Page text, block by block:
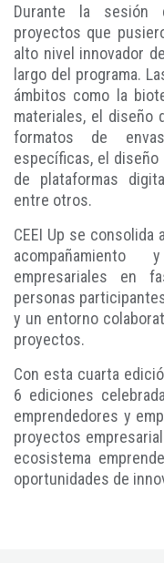
Durante la sesión
proyectos que
alto nivel innovador
largo del programa.
ámbitos como la
materiales, el diseño
formatos de
específicas, el
de plataformas
entre otros.
CEEI Up se consolida
empresariales en
personas
y un entorno
proyectos.
Con esta cuarta
6 ediciones
emprendedores y
proyectos
ecosistema
oportunidades de